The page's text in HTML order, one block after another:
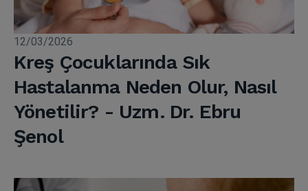
12/03/2026
Kreş Çocuklarında Sık
Hastalanma Neden Olur, Nasıl
Yönetilir? - Uzm. Dr. Ebru
Şenol